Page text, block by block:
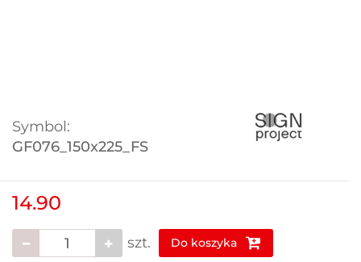
Symbol:
GF076_150x225_FS
14.90
szt. Do koszyka